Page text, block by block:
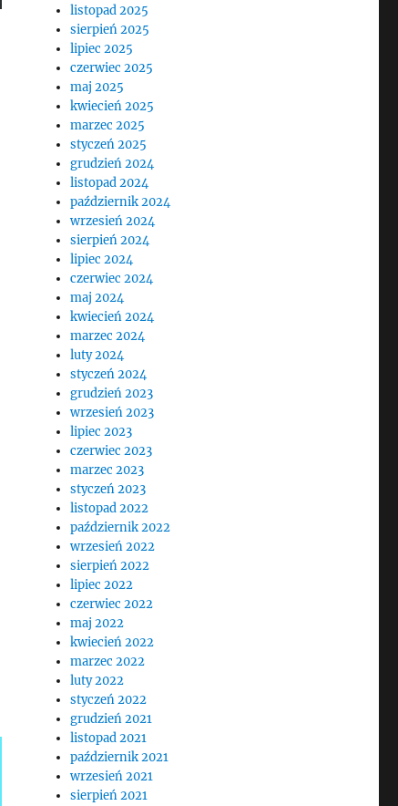
listopad 2025
sierpień 2025
lipiec 2025
czerwiec 2025
maj 2025
kwiecień 2025
marzec 2025
styczeń 2025
grudzień 2024
listopad 2024
październik 2024
wrzesień 2024
sierpień 2024
lipiec 2024
czerwiec 2024
maj 2024
kwiecień 2024
marzec 2024
luty 2024
styczeń 2024
grudzień 2023
wrzesień 2023
lipiec 2023
czerwiec 2023
marzec 2023
styczeń 2023
listopad 2022
październik 2022
wrzesień 2022
sierpień 2022
lipiec 2022
czerwiec 2022
maj 2022
kwiecień 2022
marzec 2022
luty 2022
styczeń 2022
grudzień 2021
listopad 2021
październik 2021
wrzesień 2021
sierpień 2021